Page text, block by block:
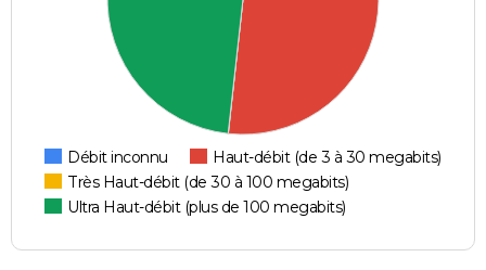
Débit inconnu
Haut-débit (de 3 à 30 megabits)
Très Haut-débit (de 30 à 100 megabits)
Ultra Haut-débit (plus de 100 megabits)